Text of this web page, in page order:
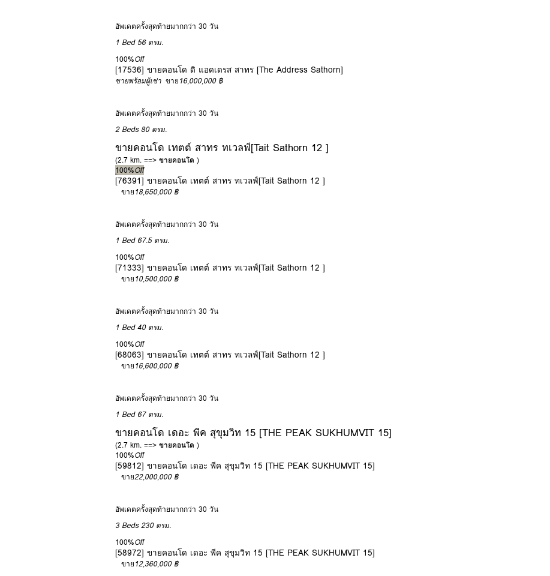
อัพเดตครั้งสุดท้ายมากกว่า 30 วัน
1 Bed 56 ตรม.
100%Off
[17536] ขายคอนโด ดิ แอดเดรส สาทร [The Address Sathorn]
ขายพร้อมผู้เช่า ขาย16,000,000 ฿
อัพเดตครั้งสุดท้ายมากกว่า 30 วัน
2 Beds 80 ตรม.
ขายคอนโด เทตต์ สาทร ทเวลฟ์[Tait Sathorn 12 ]
(2.7 km. ==> ขายคอนโด )
100%Off
[76391] ขายคอนโด เทตต์ สาทร ทเวลฟ์[Tait Sathorn 12 ]
ขาย18,650,000 ฿
อัพเดตครั้งสุดท้ายมากกว่า 30 วัน
1 Bed 67.5 ตรม.
100%Off
[71333] ขายคอนโด เทตต์ สาทร ทเวลฟ์[Tait Sathorn 12 ]
ขาย10,500,000 ฿
อัพเดตครั้งสุดท้ายมากกว่า 30 วัน
1 Bed 40 ตรม.
100%Off
[68063] ขายคอนโด เทตต์ สาทร ทเวลฟ์[Tait Sathorn 12 ]
ขาย16,600,000 ฿
อัพเดตครั้งสุดท้ายมากกว่า 30 วัน
1 Bed 67 ตรม.
ขายคอนโด เดอะ พีค สุขุมวิท 15 [THE PEAK SUKHUMVIT 15]
(2.7 km. ==> ขายคอนโด )
100%Off
[59812] ขายคอนโด เดอะ พีค สุขุมวิท 15 [THE PEAK SUKHUMVIT 15]
ขาย22,000,000 ฿
อัพเดตครั้งสุดท้ายมากกว่า 30 วัน
3 Beds 230 ตรม.
100%Off
[58972] ขายคอนโด เดอะ พีค สุขุมวิท 15 [THE PEAK SUKHUMVIT 15]
ขาย12,360,000 ฿